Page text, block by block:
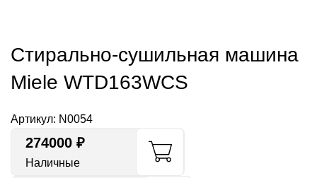
Стирально-сушильная машина
Miele WTD163WCS
Артикул: N0054
274000 ₽
Наличные